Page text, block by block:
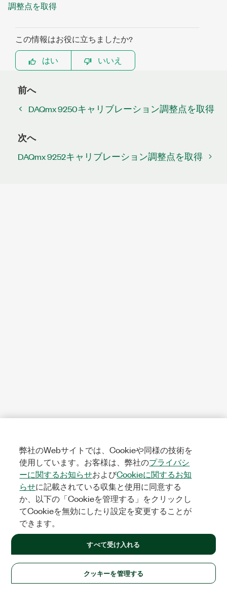
調整点を取得
この情報はお役に立ちましたか?
はい
いいえ
前へ
DAQmx 9250キャリブレーション調整点を取得
次へ
DAQmx 9252キャリブレーション調整点を取得
弊社のWebサイトでは、Cookieや同様の技術を
使用しています。お客様は、弊社のプライバシ
ーに関するお知らせおよびCookieに関するお知
らせに記載されている収集と使用に同意する
か、以下の「Cookieを管理する」をクリックし
てCookieを無効にしたり設定を変更することが
できます。
クッキーを管理する
すべて受け入れる